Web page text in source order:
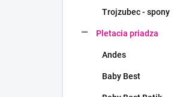
Trojzubec - spony
Pletacia priadza
Andes
Baby Best